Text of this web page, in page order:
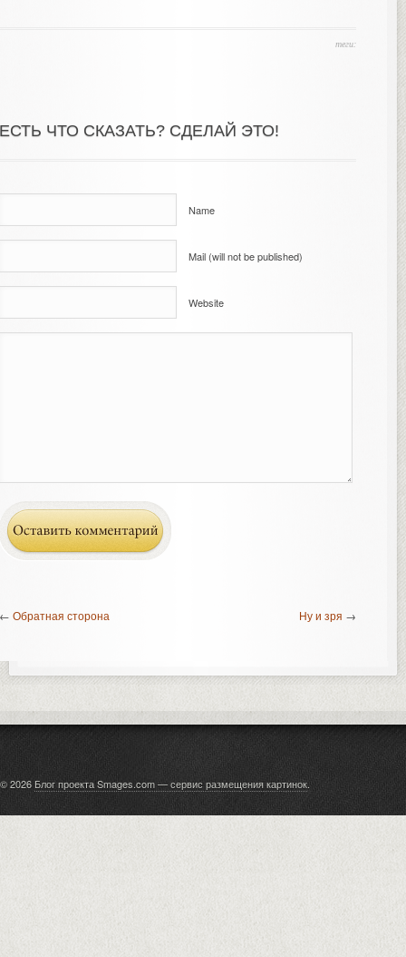
теги:
ЧТО СКАЗАТЬ? СДЕЛАЙ ЭТО!
Name
Mail (will not be published)
Website
Обратная сторона Ну и зря →
© 2026 Блог проекта Smages.com — сервис размещения картинок.